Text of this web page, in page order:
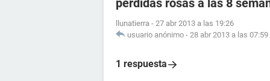
perdidas rosas a las 8
llunatierra - 27 abr 2013 a las 19:26
usuario anónimo - 28 abr 2013 a las 07:59
1 respuesta